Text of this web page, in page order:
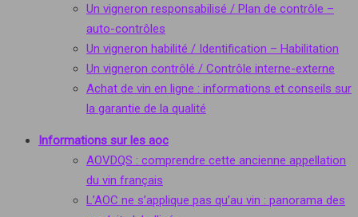
Un vigneron responsabilisé / Plan de contrôle –
auto-contrôles
Un vigneron habilité / Identification – Habilitation
Un vigneron contrôlé / Contrôle interne-externe
Achat de vin en ligne : informations et conseils sur
la garantie de la qualité
Informations sur les aoc
AOVDQS : comprendre cette ancienne appellation
du vin français
L’AOC ne s’applique pas qu’au vin : panorama des